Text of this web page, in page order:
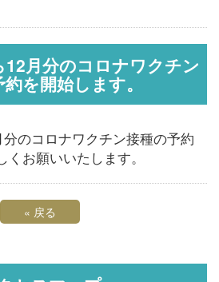
12月分のコロナワクチン
を開始します。
のコロナワクチン接種の予約
お願いいたします。
« 戻る